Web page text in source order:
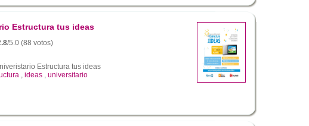
Estructura tus ideas
/5.0 (88 votos)
Estructura tus ideas
ideas
universitario